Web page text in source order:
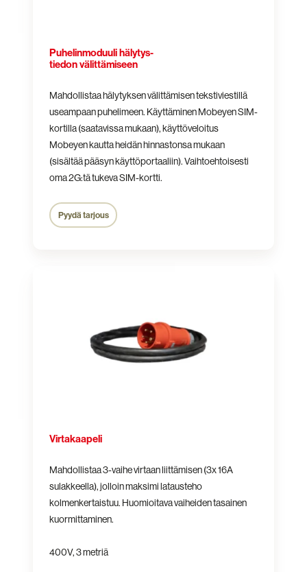
Puhelinmoduuli hälytys-
tiedon välittämiseen
Mahdollistaa hälytyksen välittämisen tekstiviestillä
useampaan puhelimeen. Käyttäminen Mobeyen SIM-
kortilla (saatavissa mukaan), käyttöveloitus
Mobeyen kautta heidän hinnastonsa mukaan
(sisältää pääsyn käyttöportaaliin). Vaihtoehtoisesti
oma 2G:tä tukeva SIM-kortti.
Pyydä tarjous
Virtakaapeli
Mahdollistaa 3-vaihe virtaan liittämisen (3x 16A
sulakkeella), jolloin maksimi latausteho
kolmenkertaistuu. Huomioitava vaiheiden tasainen
kuormittaminen.
400V, 3 metriä